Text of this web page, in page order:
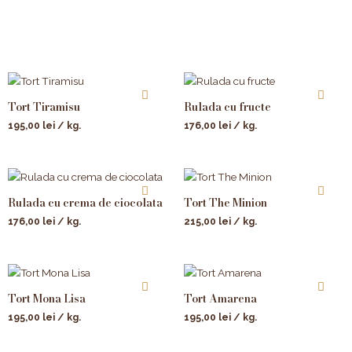
Tort Tiramisu
195,00 lei / kg.
Rulada cu fructe
176,00 lei / kg.
Rulada cu crema de ciocolata
176,00 lei / kg.
Tort The Minion
215,00 lei / kg.
Tort Mona Lisa
195,00 lei / kg.
Tort Amarena
195,00 lei / kg.